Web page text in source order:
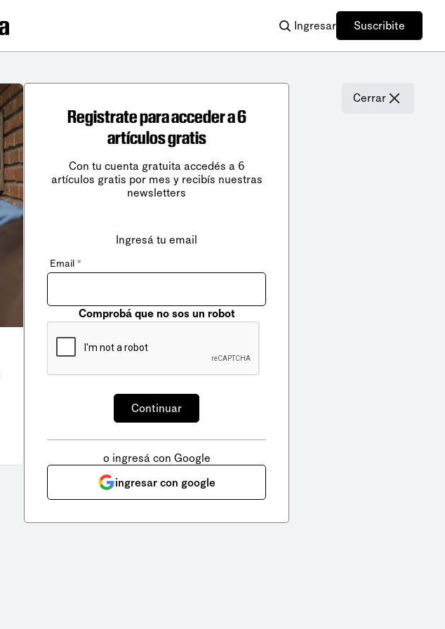
Ingresar Suscribite
Cerrar
Registrate para acceder a 6
artículos gratis
Con tu cuenta gratuita accedés a 6
artículos gratis por mes y recibís nuestras
newsletters
Ingresá tu email
Email *
Comprobá que no sos un robot
o ingresá con Google
ingresar con google